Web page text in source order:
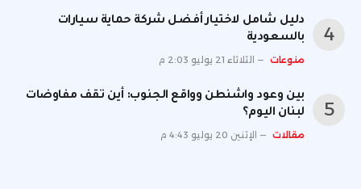
دليل شامل لاختيار أفضل شركة حماية سيارات
بالسعودية
منوعات الثلاثاء 21 يوليو 2:03 م
بين وعود واشنطن وواقع الجنوب: أين تقف مفاوضات
لبنان اليوم؟
مقالات الإثنين 20 يوليو 4:43 م